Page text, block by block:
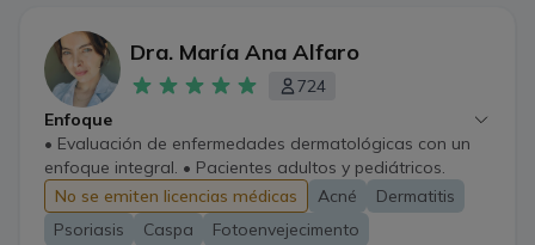
Dra. María Ana Alfaro
724
Enfoque
• Evaluación de enfermedades dermatológicas con un
enfoque integral. • Pacientes adultos y pediátricos.
No se emiten licencias médicas
Acné
Dermatitis
Psoriasis
Caspa
Fotoenvejecimento